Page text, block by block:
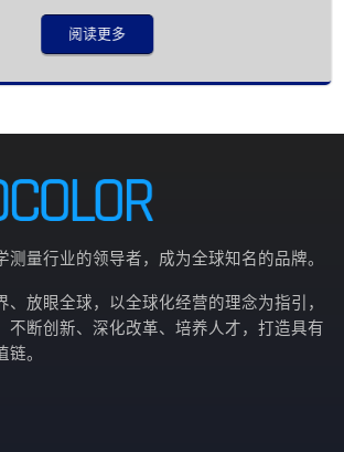
阅读更多
测量行业的领导者，成为全球知名的品牌。
、放眼全球，以全球化经营的理念为指引，
不断创新、深化改革、培养人才，打造具有
。